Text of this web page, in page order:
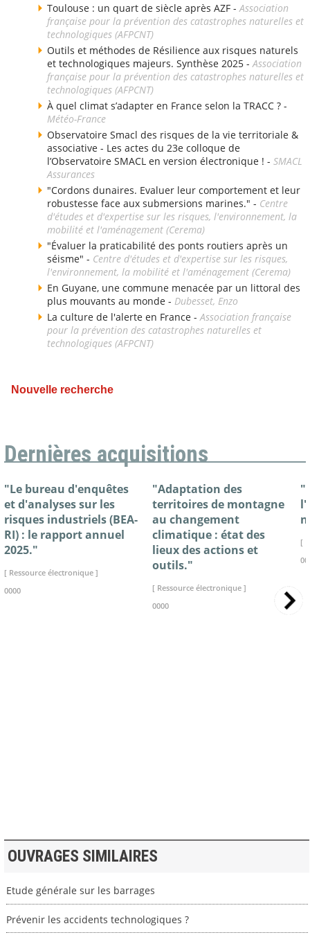
Toulouse : un quart de siècle après AZF -Association
française pour la prévention des catastrophes naturelles et
technologiques (AFPCNT)
Outils et méthodes de Résilience aux risques naturels
et technologiques majeurs. Synthèse 2025 -Association
française pour la prévention des catastrophes naturelles et
technologiques (AFPCNT)
À quel climat s’adapter en France selon la TRACC ? -
Météo-France
Observatoire Smacl des risques de la vie territoriale &
associative - Les actes du 23e colloque de
l’Observatoire SMACL en version électronique ! - SMACL
Assurances
"Cordons dunaires. Evaluer leur comportement et leur
robustesse face aux submersions marines." - Centre
d'études et d'expertise sur les risques, l'environnement, la
mobilité et l'aménagement (Cerema)
"Évaluer la praticabilité des ponts routiers après un
séisme" - Centre d'études et d'expertise sur les risques,
l'environnement, la mobilité et l'aménagement (Cerema)
En Guyane, une commune menacée par un littoral des
plus mouvants au monde - Dubesset, Enzo
La culture de l'alerte en France -Association française
pour la prévention des catastrophes naturelles et
technologiques (AFPCNT)
Nouvelle recherche
Dernières acquisitions
"Le bureau d'enquêtes
et d'analyses sur les
risques industriels (BEA-
RI) : le rapport annuel
2025."
[ Ressource électronique ]
0000
"Adaptation des
territoires de montagne
au changement
climatique : état des
lieux des actions et
outils."
[ Ressource électronique ]
0000
[
OUVRAGES SIMILAIRES
Etude générale sur les barrages
Prévenir les accidents technologiques ?